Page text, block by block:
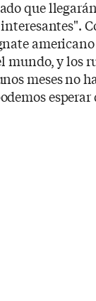
que
mundo, y los
meses no